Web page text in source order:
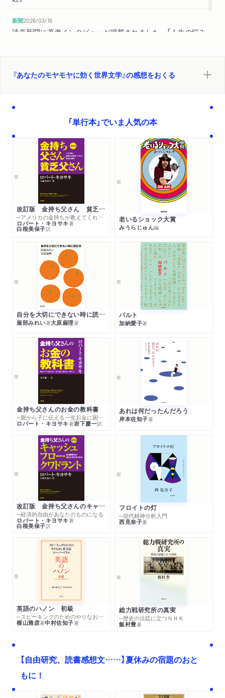
爺さん』がおすすめ
１７ 中学受験させる？させない？ →『すばらしい新世界』が
おすすめ
第五章 人生いろいろ、悩みもいろいろ
め
２０ ネットでの誹謗中傷がやめられない →『ジキルとハイ
２１ 年の差婚バッシングに傷つく →『緋文字』がおすすめ
２２ 自分の人生が無意味に思える →『タイタンの妖女』がお
２３ 大学生ノリがしんどい →『フラニーとズーイ』がおすす
あとがき
新聞2026/03/15
読売新聞に著者インタビューが掲載されました。「人生の悩み
『あなたのモヤモヤに効く世界文学』の感想をおくる
「単行本」でいま人気の本
改訂版 金持ち父さん 貧乏父さん
─アメリカの金持ちが教えてくれるお金の哲学
ロバート・キヨサキ著
白根美保子訳
老いるショック大賞
みうらじゅん編
自分を大切にできない時に読む本
服部みれい著大原扁理著
パルト
加納愛子著
金持ち父さんのお金の教科書
─親から子に伝える一生お金に困らない考え方
ロバート・キヨサキ著岩下慶一訳
あれは何だったんだろう
岸本佐知子著
改訂版 金持ち父さんのキャッシュフロー・クワドラント
─経済的自由があなたのものになる
ロバート・キヨサキ著
白根美保子訳
フロイトの灯
─現代精神分析入門
西見奈子著
英語のハノン 初級
─スピーキングのためのやりなおし英文法スーパードリル
横山雅彦著中村佐知子著
総力戦研究所の真実
─歴史の法廷に立つＮＨＫ
飯村豊著
【自由研究、読書感想文……】夏休みの宿題のおと
もに！